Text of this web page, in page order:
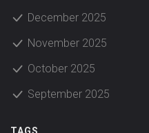
December 2025
November 2025
October 2025
September 2025